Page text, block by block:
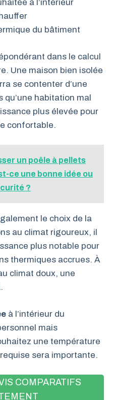
à l’intérieur
du bâtiment
dans le calcul
Une maison bien isolée
se contenter d’une
qu’une habitation mal
plus élevée pour
confortable.
un poêle à pellets
ce une bonne idée ou
?
le choix de la
au climat rigoureux, il
plus notable pour
thermiques accrues. À
climat doux, une
à l’intérieur du
mais
une température
sera importante.
COMPARATIFS